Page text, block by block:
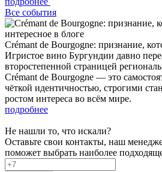
Все события
интересное в блоге
Crémant de Bourgogne: признание,
Игристое вино Бургундии давно
второстепенной страницей
Crémant de Bourgogne — это
чёткой идентичностью, строгими
ростом интереса во всём мире.
подробнее
Не нашли то, что искали?
Оставьте свои контакты, наш
поможет выбрать наиболее